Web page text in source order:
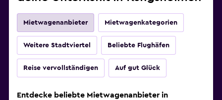
Mietwagenanbieter Mietwagenkategorien
Weitere Stadtviertel Beliebte Flughäfen
Reise vervollständigen Auf gut Glück
Entdecke beliebte Mietwagenanbieter in